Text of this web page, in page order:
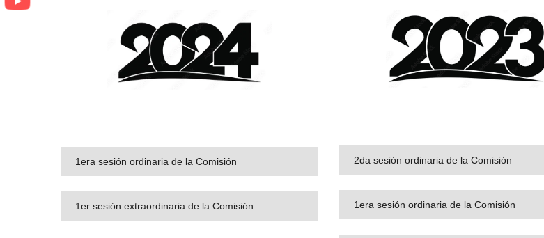
1era sesión ordinaria de la Comisión
1er sesión extraordinaria de la Comisión
2da sesión ordinaria de la Comisión
1era sesión ordinaria de la Comisión